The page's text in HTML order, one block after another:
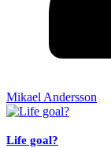
Mikael Andersson
Life goal?